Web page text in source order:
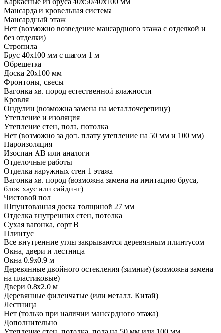
Каркасные из бруса 40х50/40х100 мм
Мансарда и кровельная система
Мансардный этаж
Нет (возможно возведение мансардного этажа с отделкой и
без отделки)
Стропила
Брус 40х100 мм с шагом 1 м
Обрешетка
Доска 20х100 мм
Фронтоны, свесы
Вагонка хв. пород естественной влажности
Кровля
Ондулин (возможна замена на металлочерепицу)
Утепление и изоляция
Утепление стен, пола, потолка
Нет (возможно за доп. плату утепление на 50 мм и 100 мм)
Пароизоляция
Изоспан АВ или аналоги
Отделочные работы
Отделка наружных стен 1 этажа
Вагонка хв. пород (возможна замена на имитацию бруса,
блок-хаус или сайдинг)
Чистовой пол
Шпунтованная доска толщиной 27 мм
Отделка внутренних стен, потолка
Сухая вагонка, сорт В
Плинтус
Все внутренние углы закрываются деревянным плинтусом
Окна, двери и лестница
Окна 0.9х0.9 м
Деревянные двойного остекления (зимние) (возможна замена
на пластиковые)
Двери 0.8х2.0 м
Деревянные филенчатые (или металл. Китай)
Лестница
Нет (только при наличии мансардного этажа)
Дополнительно
Утепление стен, потолка, пола на 50 мм или 100 мм